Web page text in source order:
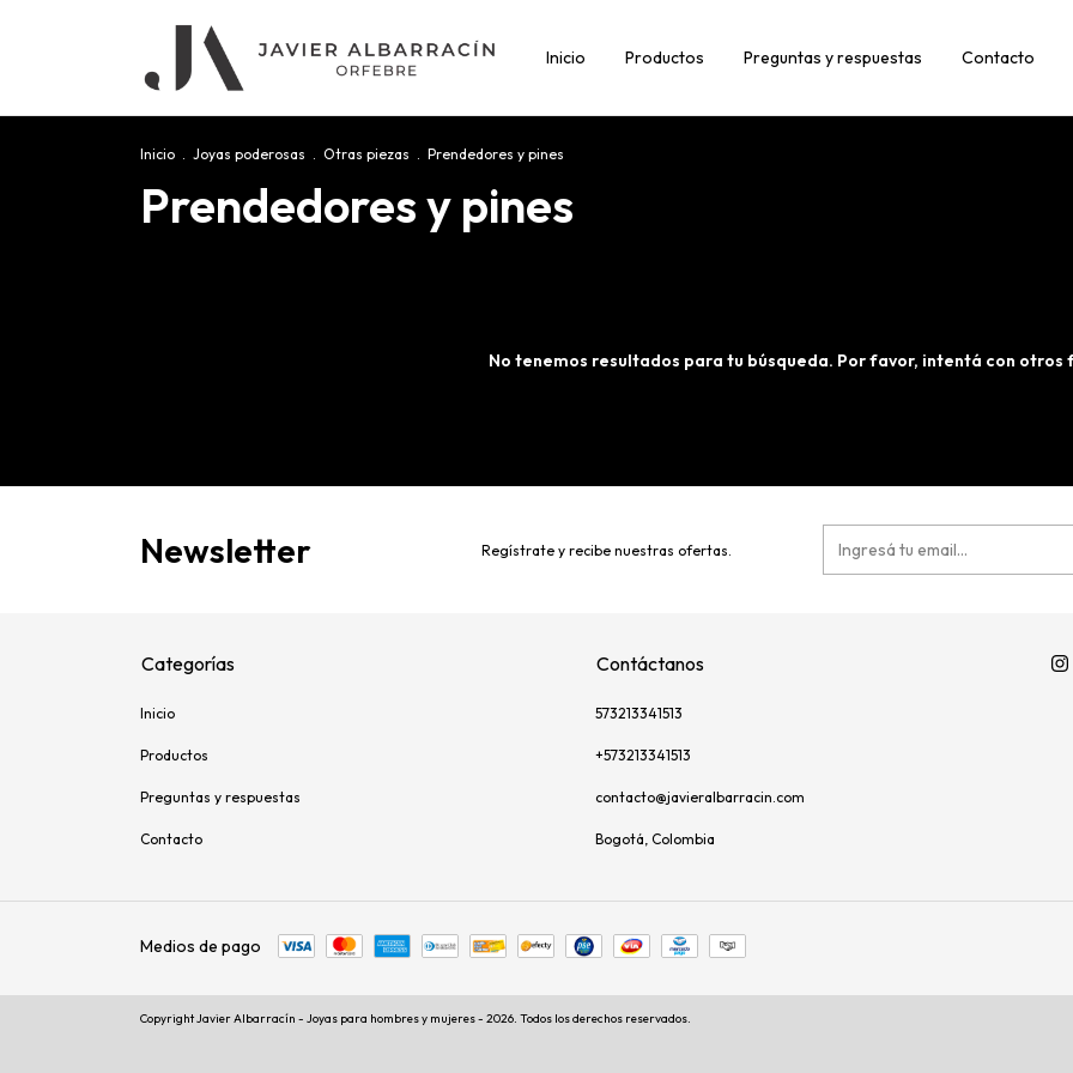
Inicio Productos Preguntas y respuestas Contacto
Inicio . Joyas poderosas . Otras piezas . Prendedores y pines
Prendedores y pines
No tenemos resultados para tu búsqueda. Por favor, intentá con otros
Newsletter Regístrate y recibe nuestras ofertas.
Categorías
Inicio
Productos
Preguntas y respuestas
Contacto
Contáctanos
573213341513
+573213341513
contacto@javieralbarracin.com
Bogotá, Colombia
Medios de pago
Copyright Javier Albarracín - Joyas para hombres y mujeres - 2026. Todos los derechos reservados.